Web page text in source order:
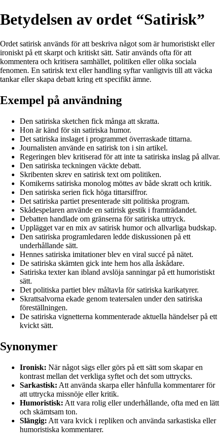
Betydelsen av ordet “Satirisk”
Ordet satirisk används för att beskriva något som är humoristiskt eller
ironiskt på ett skarpt och kritiskt sätt. Satir används ofta för att
kommentera och kritisera samhället, politiken eller olika sociala
fenomen. En satirisk text eller handling syftar vanligtvis till att väcka
tankar eller skapa debatt kring ett specifikt ämne.
Exempel på användning
Den satiriska sketchen fick många att skratta.
Hon är känd för sin satiriska humor.
Det satiriska inslaget i programmet överraskade tittarna.
Journalisten använde en satirisk ton i sin artikel.
Regeringen blev kritiserad för att inte ta satiriska inslag på allvar.
Den satiriska teckningen väckte debatt.
Skribenten skrev en satirisk text om politiken.
Komikerns satiriska monolog möttes av både skratt och kritik.
Den satiriska serien fick höga tittarsiffror.
Det satiriska partiet presenterade sitt politiska program.
Skådespelaren använde en satirisk gestik i framträdandet.
Debatten handlade om gränserna för satiriska uttryck.
Upplägget var en mix av satirisk humor och allvarliga budskap.
Den satiriska programledaren ledde diskussionen på ett
underhållande sätt.
Hennes satiriska imitationer blev en viral succé på nätet.
De satiriska skämten gick inte hem hos alla åskådare.
Satiriska texter kan ibland avslöja sanningar på ett humoristiskt
sätt.
Det politiska partiet blev måltavla för satiriska karikatyrer.
Skrattsalvorna ekade genom teatersalen under den satiriska
föreställningen.
De satiriska vignetterna kommenterade aktuella händelser på ett
kvickt sätt.
Synonymer
Ironisk: När något sägs eller görs på ett sätt som skapar en
kontrast mellan det verkliga syftet och det som uttrycks.
Sarkastisk: Att använda skarpa eller hånfulla kommentarer för
att uttrycka missnöje eller kritik.
Humoristisk: Att vara rolig eller underhållande, ofta med en lätt
och skämtsam ton.
Slängig: Att vara kvick i repliken och använda sarkastiska eller
humoristiska kommentarer.